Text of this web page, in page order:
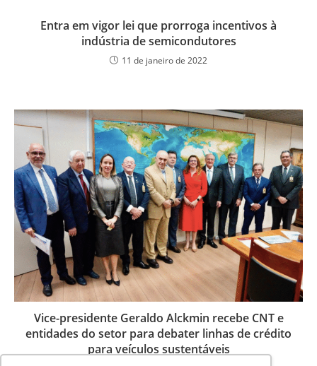
Entra em vigor lei que prorroga incentivos à
indústria de semicondutores
11 de janeiro de 2022
Vice-presidente Geraldo Alckmin recebe CNT e
entidades do setor para debater linhas de crédito
para veículos sustentáveis